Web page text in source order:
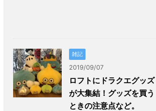
雑記
2019/09/07
ロフトにドラクエグッズ
が大集結！グッズを買う
ときの注意点など。